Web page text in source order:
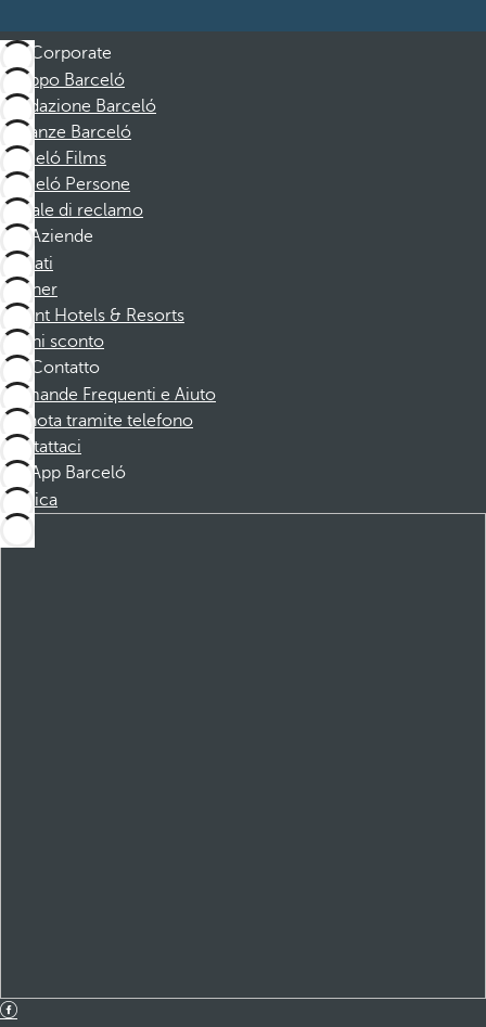
Corporate
Gruppo Barceló
Fondazione Barceló
Vacanze Barceló
Barceló Films
Barceló Persone
Canale di reclamo
Aziende
Affiliati
Partner
Dorint Hotels & Resorts
Buoni sconto
Contatto
Domande Frequenti e Aiuto
Prenota tramite telefono
Contattaci
App Barceló
Scarica